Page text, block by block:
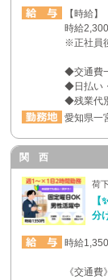
【時給】
時給
※正社員
◆交通費
◆日払い
◆残業代
愛知県一
関 西
荷
分
時給
《交通費》